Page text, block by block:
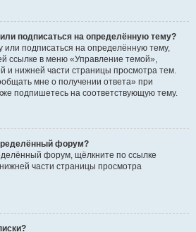
подписаться на определённую тему?
или подписаться на определённую тему,
ссылке в меню «Управление темой»,
и нижней части страницы просмотра тем.
мне о получении ответа» при
подпишетесь на соответствующую тему.
форум?
форум, щёлкните по ссылке
части страницы просмотра